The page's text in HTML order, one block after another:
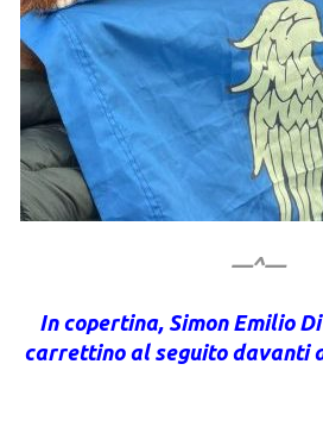
—^—
In copertina, Simon Emilio
carrettino al seguito davanti